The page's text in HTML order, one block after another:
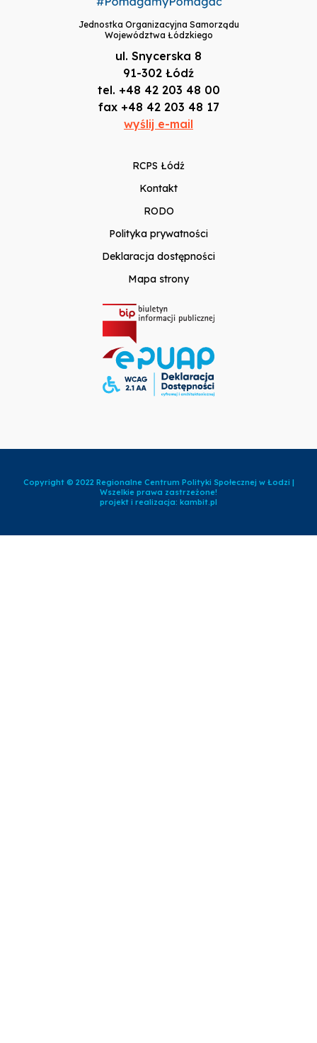
Jednostka Organizacyjna Samorządu
Województwa Łódzkiego
ul. Snycerska 8
91-302 Łódź
tel. +48 42 203 48 00
fax +48 42 203 48 17
wyślij e-mail
RCPS Łódź
Kontakt
RODO
Polityka prywatności
Deklaracja dostępności
Mapa strony
Copyright © 2022 Regionalne Centrum Polityki Społecznej w Łodzi |
Wszelkie prawa zastrzeżone!
projekt i realizacja: kambit.pl